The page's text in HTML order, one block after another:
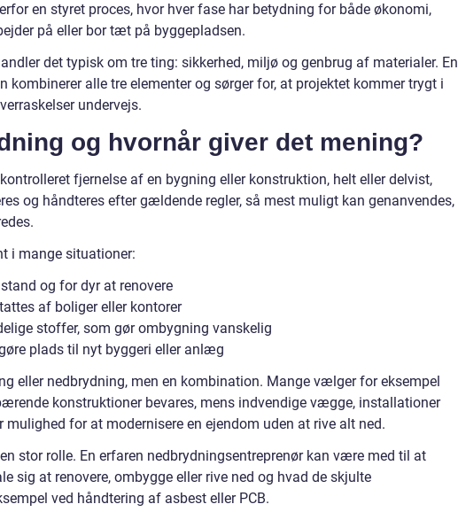
en styret proces, hvor hver fase har betydning for både økonomi,
på eller bor tæt på byggepladsen.
det typisk om tre ting: sikkerhed, miljø og genbrug af materialer. En
kombinerer alle tre elementer og sørger for, at projektet kommer trygt i
undervejs.
og hvornår giver det mening?
fjernelse af en bygning eller konstruktion, helt eller delvist,
og håndteres efter gældende regler, så mest muligt kan genanvendes,
i mange situationer:
og for dyr at renovere
af boliger eller kontorer
stoffer, som gør ombygning vanskelig
plads til nyt byggeri eller anlæg
eller nedbrydning, men en kombination. Mange vælger for eksempel
konstruktioner bevares, mens indvendige vægge, installationer
mulighed for at modernisere en ejendom uden at rive alt ned.
stor rolle. En erfaren nedbrydningsentreprenør kan være med til at
sig at renovere, ombygge eller rive ned og hvad de skjulte
ved håndtering af asbest eller PCB.